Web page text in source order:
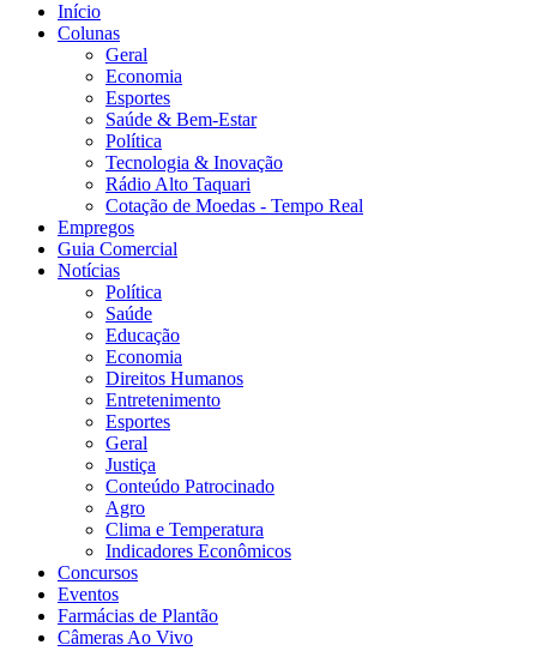
Início
Colunas
Geral
Economia
Esportes
Saúde & Bem-Estar
Política
Tecnologia & Inovação
Rádio Alto Taquari
Cotação de Moedas - Tempo Real
Empregos
Guia Comercial
Notícias
Política
Saúde
Educação
Economia
Direitos Humanos
Entretenimento
Esportes
Geral
Justiça
Conteúdo Patrocinado
Agro
Clima e Temperatura
Indicadores Econômicos
Concursos
Eventos
Farmácias de Plantão
Câmeras Ao Vivo